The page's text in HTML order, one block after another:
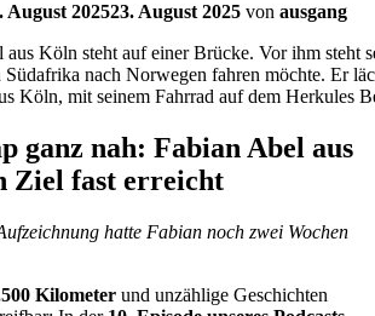
August 202523. August 2025 von ausgang
Köln, mit seinem Fahrrad auf dem Herkules
ganz nah: Fabian Abel aus
Ziel fast erreicht
hatte Fabian noch zwei Wochen
Kilometer und unzählige Geschichten